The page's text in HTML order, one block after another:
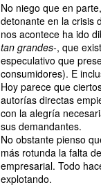
No niego que en
detonante en la crisis
nos acontece ha ido
tan grandes-, que
especulativo que
consumidores). E
Hoy parece que
autorías directas
con la alegría
sus demandantes.
No obstante pienso
más rotunda la falta
empresarial. Todo
explotando.